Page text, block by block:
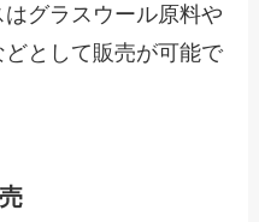
グラスウール原料や
として販売が可能で